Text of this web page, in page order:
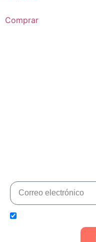
Comprar